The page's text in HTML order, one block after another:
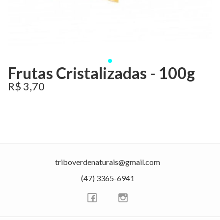
Frutas Cristalizadas - 100g
R$ 3,70
triboverdenaturais@gmail.com
(47) 3365-6941